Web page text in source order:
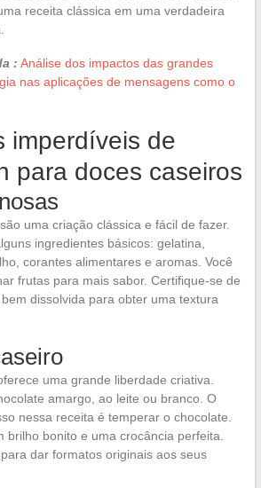
receita clássica em uma verdadeira
: Análise dos impactos das grandes
nas aplicações de mensagens como o
imperdíveis de
para doces caseiros
uma criação clássica e fácil de fazer.
ingredientes básicos: gelatina,
corantes alimentares e aromas. Você
frutas para mais sabor. Certifique-se de
dissolvida para obter uma textura
uma grande liberdade criativa.
amargo, ao leite ou branco. O
nessa receita é temperar o chocolate.
brilho bonito e uma crocância perfeita.
dar formatos originais aos seus